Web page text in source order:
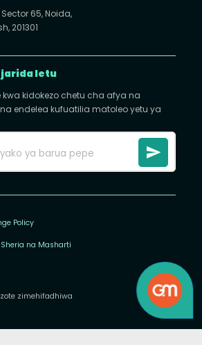
65, Noida,
201301
letu
kwa kidokezo chetu cha afya na
endelea kufuatilia matoleo yetu ya
Policy
Sheria na Masharti
zimehifadhiwa